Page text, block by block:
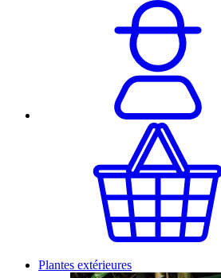
Plantes extérieures